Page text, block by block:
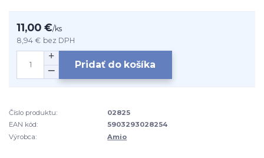
11,00 €/ks
8,94 € bez DPH
Pridať do košíka
Číslo produktu:
02825
EAN kód:
5903293028254
Výrobca:
Amio